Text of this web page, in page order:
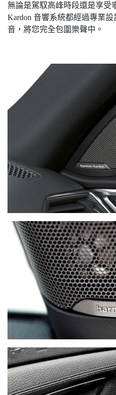
無論是駕馭高峰時段還是享受
Kardon 音響系統都經過專業
音，將您完全包圍樂聲中。